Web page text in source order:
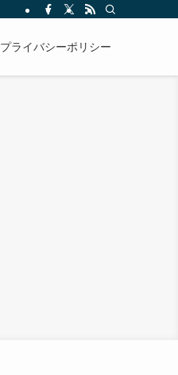
プライバシーポリシー